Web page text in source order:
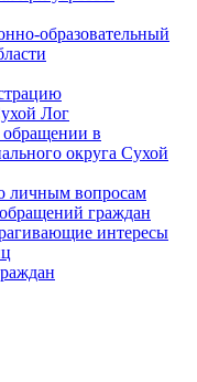
образовательный
Лог
обращении в
округа Сухой
личным вопросам
граждан
интересы